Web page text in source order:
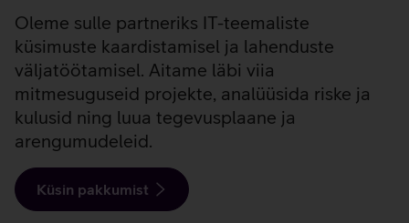
Oleme sulle partneriks IT-teemaliste
küsimuste kaardistamisel ja lahenduste
väljatöötamisel. Aitame läbi viia
mitmesuguseid projekte, analüüsida riske ja
kulusid ning luua tegevusplaane ja
arengumudeleid.
Küsin pakkumist